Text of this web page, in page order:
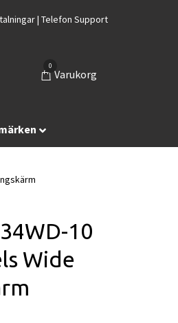
| Telefon Support
0
Varukorg
10
Wide